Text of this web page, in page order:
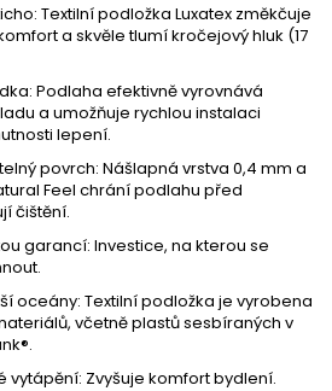
Textilní podložka Luxatex změkčuje
a skvěle tlumí kročejový hluk (17
Podlaha efektivně vyrovnává
a umožňuje rychlou instalaci
lepení.
povrch: Nášlapná vrstva 0,4 mm a
Feel chrání podlahu před
čištění.
garancí: Investice, na kterou se
oceány: Textilní podložka je vyrobena
včetně plastů sesbíraných v
vytápění: Zvyšuje komfort bydlení.